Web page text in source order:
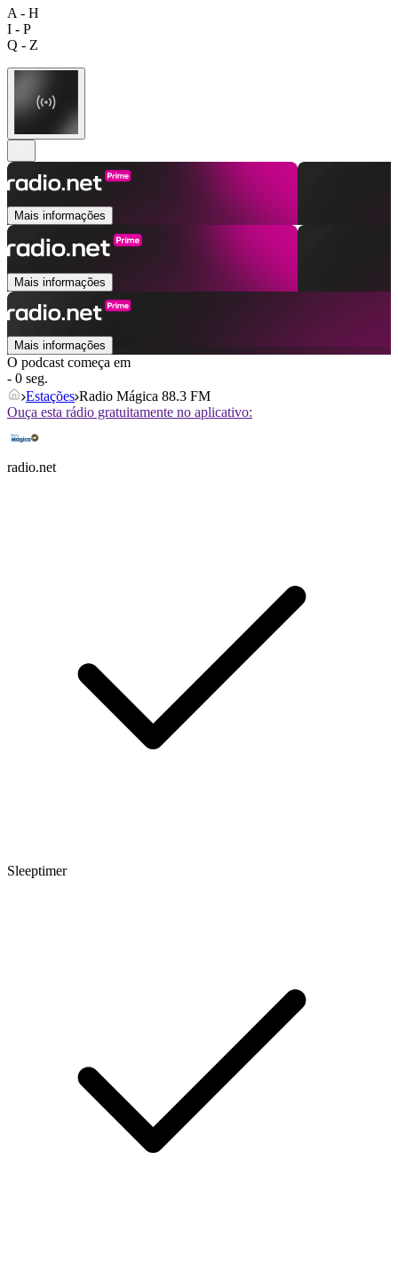
A - H
I - P
Q - Z
Mais informações
Mais informações
Mais informações
O podcast começa em
- 0 seg.
Estações Radio Mágica 88.3 FM
Ouça esta rádio gratuitamente no aplicativo:
radio.net
Sleeptimer